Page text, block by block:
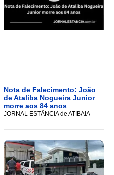
Nota de Falecimento: João
de Ataliba Nogueira Junior
morre aos 84 anos
JORNAL ESTÂNCIA de ATIBAIA